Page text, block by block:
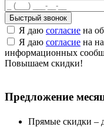
Быстрый звонок
Я даю согласие на
Я даю согласие на
информационных
Повышаем скидки!
Предложение
Прямые скидки –